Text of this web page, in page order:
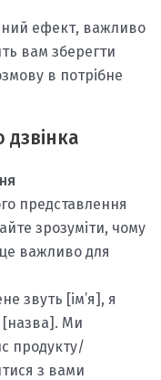
ефект, важливо
вам зберегти
в потрібне
представлення
зрозуміти, чому
важливо для
звуть [ім’я], я
[назва]. Ми
продукту/
з вами